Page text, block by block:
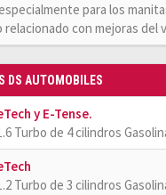
para los
con mejoras del
DS AUTOMOBILES
y E-Tense.
Turbo de 4 cilindros
Turbo de 3 cilindros